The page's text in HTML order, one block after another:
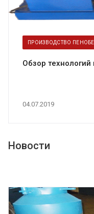
04.07.2019
ПРОИЗВОДСТВО
Обзор
Новости